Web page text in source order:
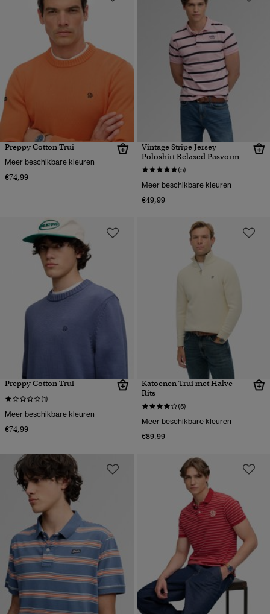
Preppy Cotton Trui
Meer beschikbare kleuren
€74,99
Vintage Stripe Jersey
Poloshirt Relaxed Pasvorm
(5)
Meer beschikbare kleuren
€49,99
Preppy Cotton Trui
(1)
Meer beschikbare kleuren
€74,99
Katoenen Trui met Halve
Rits
(5)
Meer beschikbare kleuren
€89,99